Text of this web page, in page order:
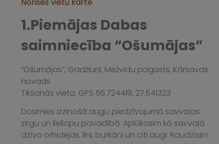
1.Piemājas Dabas
saimniecība “Ošumājas”
“Ošumājas”, Gadžiuņi, Mežvidu pagasts, Kārsavas
novads
Tikšanās vieta: GPS 56.724419, 27.641323
Dosimies izzinošā augu piedzīvojumā savvaļas
zirgu un liellopu pavadībā. Aplūkosim kā savvaļā
dzīvo orhidejas, lini, burkāni un citi augi. Raudzīsim